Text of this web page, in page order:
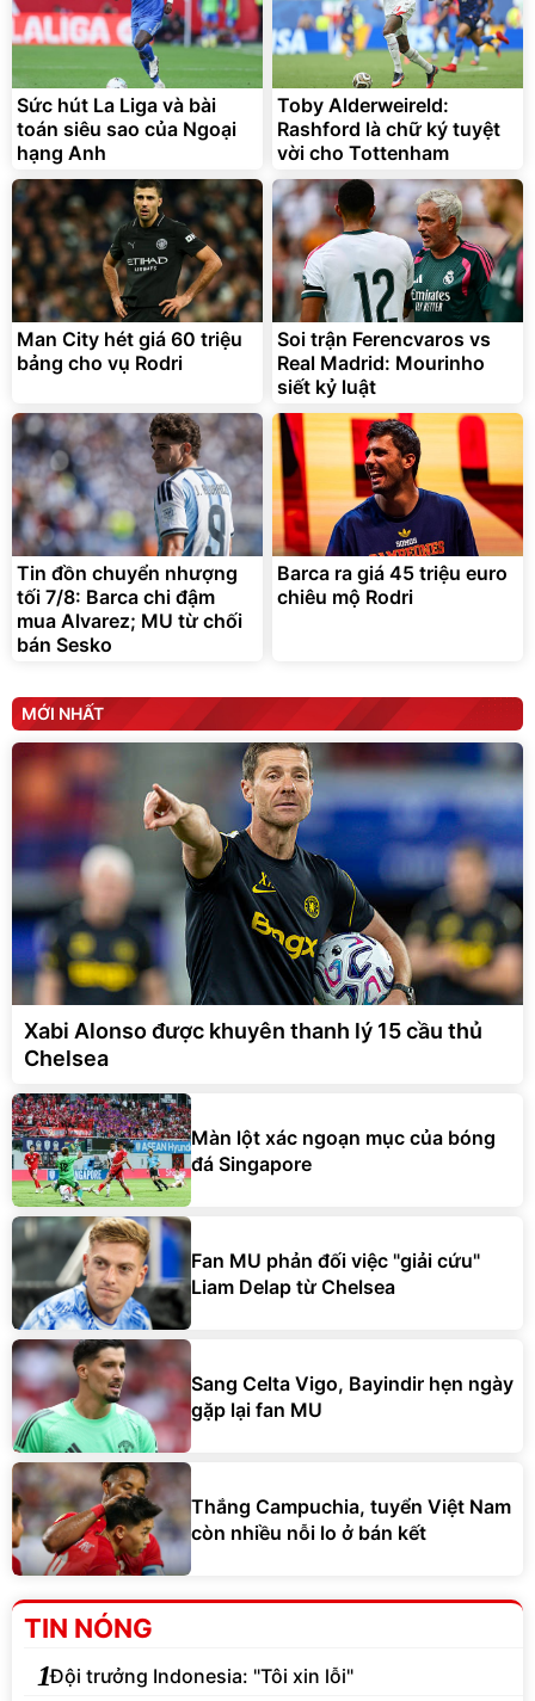
Bạt phủ xe ô tô cao cấp,
tráng nhôm 03 lớp
392.000đ
325.000 đ
Đã bán nhiều
Xe đạp điện trợ lực G-
Force C14 gấp gọn bỏ cốp
tiện lợi
9.900.000đ
7.092.000đ
Đang xem nhiều
G-FORCE VIETNA
Sức hút La Liga và bài
toán siêu sao của Ngoại
hạng Anh
Toby Alderweireld:
Rashford là chữ ký tuyệt
vời cho Tottenham
Man City hét giá 60 triệu
bảng cho vụ Rodri
Soi trận Ferencvaros vs
Real Madrid: Mourinho
siết kỷ luật
Tin đồn chuyển nhượng
tối 7/8: Barca chi đậm
mua Alvarez; MU từ chối
bán Sesko
Barca ra giá 45 triệu euro
chiêu mộ Rodri
MỚI NHẤT
Xabi Alonso được khuyên thanh lý 15 cầu thủ
Chelsea
Màn lột xác ngoạn mục của bóng
đá Singapore
Fan MU phản đối việc "giải cứu"
Liam Delap từ Chelsea
Sang Celta Vigo, Bayindir hẹn ngày
gặp lại fan MU
Thắng Campuchia, tuyển Việt Nam
còn nhiều nỗi lo ở bán kết
TIN NÓNG
1Đội trưởng Indonesia: "Tôi xin lỗi"